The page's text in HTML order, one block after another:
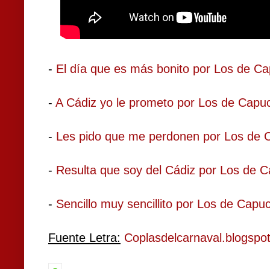
- El día que es más bonito por Los de
- A Cádiz yo le prometo por Los de
- Les pido que me perdonen por Los de
- Resulta que soy del Cádiz por Los de
- Sencillo muy sencillito por Los de
Fuente Letra: